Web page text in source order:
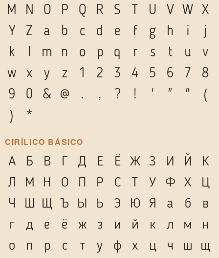
M
N O P Q R S T U V W
X
Y
Z a b c d e f g h i
j
k
l m n o p q r s t u
v
w
x y z 1 2 3 4 5 6 7
8
9
0 & @ . , ? ! ' " "
(
)
*
CIRÍLICO BÁSICO
А Б В Г Д Е Ё Ж З И Й
К
Л
М Н О П Р С Т У Ф Х
Ц
Ч
Ш Щ Ъ Ы Ь Э Ю Я а б
в
г
д е ё ж з и й к л м
н
о
п р с т у ф х ц ч ш
щ